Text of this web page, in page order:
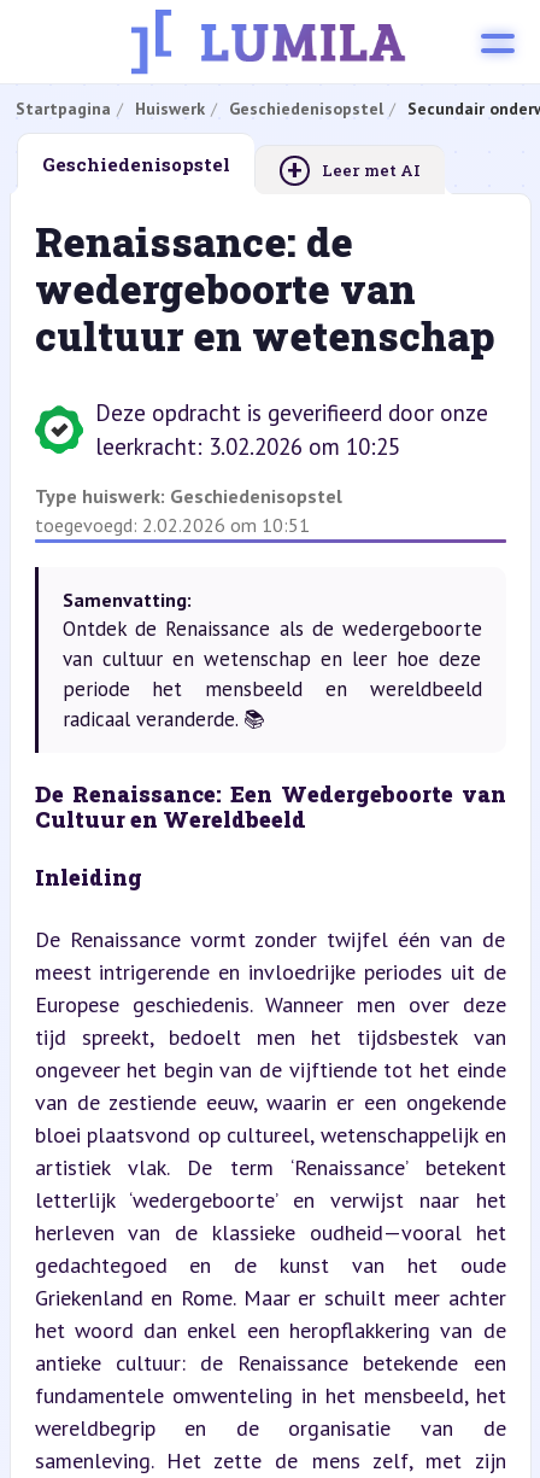
Startpagina Huiswerk Geschiedenisopstel Secundair
Geschiedenisopstel + Leer met AI
Renaissance: de
wedergeboorte van
cultuur en wetenschap
Deze opdracht is geverifieerd door onze
leerkracht: 3.02.2026 om 10:25
Type huiswerk: Geschiedenisopstel
toegevoegd: 2.02.2026 om 10:51
Samenvatting:
Ontdek de Renaissance als de wedergeboorte
van cultuur en wetenschap en leer hoe deze
periode het mensbeeld en wereldbeeld
radicaal veranderde. 📚
De Renaissance: Een Wedergeboorte van
Cultuur en Wereldbeeld
Inleiding
De Renaissance vormt zonder twijfel één van de
meest intrigerende en invloedrijke periodes uit de
Europese geschiedenis. Wanneer men over deze
tijd spreekt, bedoelt men het tijdsbestek van
ongeveer het begin van de vijftiende tot het einde
van de zestiende eeuw, waarin er een ongekende
bloei plaatsvond op cultureel, wetenschappelijk en
artistiek vlak. De term ‘Renaissance’ betekent
letterlijk ‘wedergeboorte’ en verwijst naar het
herleven van de klassieke oudheid—vooral het
gedachtegoed en de kunst van het oude
Griekenland en Rome. Maar er schuilt meer achter
het woord dan enkel een heropflakkering van de
antieke cultuur: de Renaissance betekende een
fundamentele omwenteling in het mensbeeld, het
wereldbegrip en de organisatie van de
samenleving. Het zette de mens zelf, met zijn